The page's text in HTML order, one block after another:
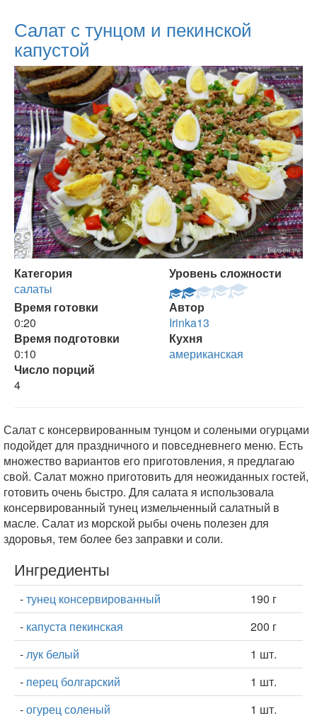
Салат с тунцом и пекинской
капустой
Категория
салаты
Уровень сложности
Время готовки
0:20
Автор
Irinka13
Время подготовки
0:10
Кухня
американская
Число порций
4
Салат с консервированным тунцом и солеными огурцами
подойдет для праздничного и повседневнего меню. Есть
множество вариантов его приготовления, я предлагаю
свой. Салат можно приготовить для неожиданных гостей,
готовить очень быстро. Для салата я использовала
консервированный тунец измельченный салатный в
масле. Салат из морской рыбы очень полезен для
здоровья, тем более без заправки и соли.
Ингредиенты
-тунец консервированный
190 г
- капуста пекинская
200 г
-лук белый
1 шт.
- перец болгарский
1 шт.
-огурец соленый
1 шт.